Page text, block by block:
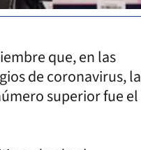
que, en las
de coronavirus, la
superior fue el